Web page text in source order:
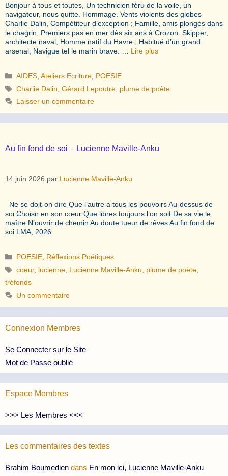
Bonjour à tous et toutes, Un technicien féru de la voile, un
navigateur, nous quitte. Hommage. Vents violents des globes
Charlie Dalin, Compétiteur d’exception ; Famille, amis plongés dans
le chagrin, Premiers pas en mer dès six ans à Crozon. Skipper,
architecte naval, Homme natif du Havre ; Habitué d’un grand
arsenal, Navigue tel le marin brave. … Lire plus
Catégories
AIDES ,Ateliers Ecriture POESIE
Étiquettes
Charlie Dalin ,Gérard Lepoutre plume de poète
Laisser un commentaire
Au fin fond de soi – Lucienne Maville-Anku
14 juin 2026 par Lucienne Maville-Anku
Ne se doit-on dire Que l’autre a tous les pouvoirs Au-dessus de
soi Choisir en son cœur Que libres toujours l’on soit De sa vie le
maître N’ouvrir de chemin Au doute tueur de rêves Au fin fond de
soi LMA, 2026.
Catégories
POESIE Réflexions Poétiques
Étiquettes
coeur, lucienne Lucienne Maville-Anku plume de poète
tréfonds
Un commentaire
Connexion Membres
Se Connecter sur le Site
Mot de Passe oublié
Espace Membres
>>> Les Membres <<<
Les commentaires des textes
Brahim Boumedien dans En mon ici, Lucienne Maville-Anku